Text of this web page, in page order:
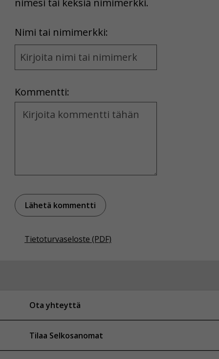
nimesi tai keksiä nimimerkki.
Nimi tai nimimerkki:
Name
and
Kommentti:
Kommentti
Tietoturvaseloste (PDF)
Ota yhteyttä
Tilaa Selkosanomat